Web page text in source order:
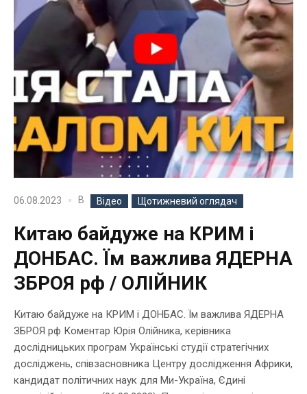
06.08.2023 В Відео Щотижневий оглядач
Китаю байдуже на КРИМ і
ДОНБАС. Їм важлива ЯДЕРНА
ЗБРОЯ рф / ОЛІЙНИК
Китаю байдуже на КРИМ і ДОНБАС. Їм важлива ЯДЕРНА
ЗБРОЯ рф Коментар Юрія Олійника, керівника
дослідницьких програм Українські студії стратегічних
досліджень, співзасновника Центру дослідження Африки,
кандидат політичних наук для Ми-Україна, Єдині